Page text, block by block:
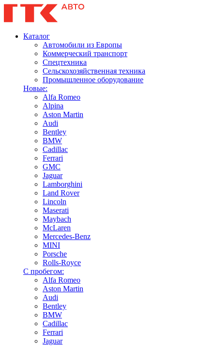
Каталог
Автомобили из Европы
Коммерческий транспорт
Спецтехника
Сельскохозяйственная техника
Промышленное оборудование
Новые:
Alfa Romeo
Alpina
Aston Martin
Audi
Bentley
BMW
Cadillac
Ferrari
GMC
Jaguar
Lamborghini
Land Rover
Lincoln
Maserati
Maybach
McLaren
Mercedes-Benz
MINI
Porsche
Rolls-Royce
С пробегом:
Alfa Romeo
Aston Martin
Audi
Bentley
BMW
Cadillac
Ferrari
Jaguar